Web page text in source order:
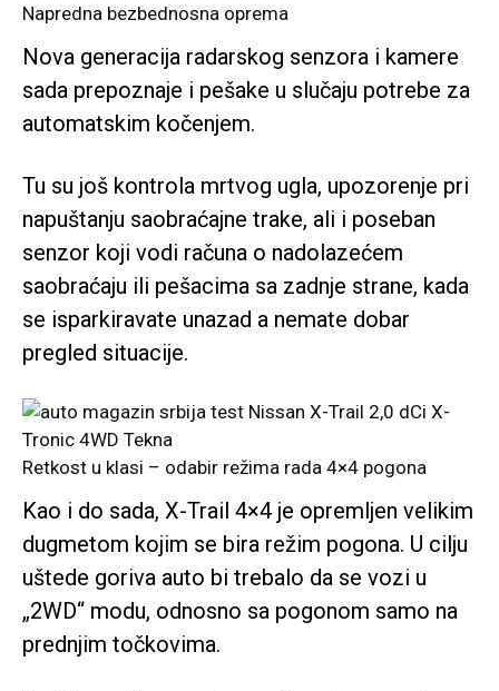
Napredna bezbednosna oprema
Nova generacija radarskog senzora i kamere
sada prepoznaje i pešake u slučaju potrebe za
automatskim kočenjem.
Tu su još kontrola mrtvog ugla, upozorenje pri
napuštanju saobraćajne trake, ali i poseban
senzor koji vodi računa o nadolazećem
saobraćaju ili pešacima sa zadnje strane, kada
se isparkiravate unazad a nemate dobar
pregled situacije.
Retkost u klasi – odabir režima rada 4×4 pogona
Kao i do sada, X-Trail 4×4 je opremljen velikim
dugmetom kojim se bira režim pogona. U cilju
uštede goriva auto bi trebalo da se vozi u
„2WD“ modu, odnosno sa pogonom samo na
prednjim točkovima.